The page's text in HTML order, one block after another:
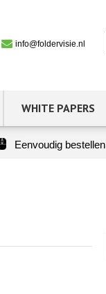
info@foldervisie.nl
WHITE PAPERS
Eenvoudig bestellen